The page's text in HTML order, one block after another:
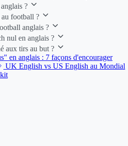
?
football ?
anglais ?
nul en anglais ?
aux tirs au but ?
en anglais : 7 façons d'encourager
UK English vs US English au Mondial